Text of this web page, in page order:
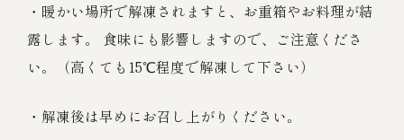
・暖かい場所で解凍されますと、お重箱やお料理が結
露します。 食味にも影響しますので、ご注意くださ
い。（高くても15℃程度で解凍して下さい）
・解凍後は早めにお召し上がりください。